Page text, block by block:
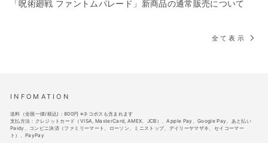
「呪術廻戦 ファントムパレード」新商品の通常販売について
全て表示
INFOMATION
送料（全国一律/税込)：800円 ※ネコポスも含まれます
支払方法：クレジットカード（VISA, MasterCard, AMEX、JCB）、Apple Pay、Google Pay、あと払い
Paidy、コンビニ決済（ファミリーマート、ローソン、ミニストップ、デイリーヤマザキ、セイコーマー
ト）、PayPay